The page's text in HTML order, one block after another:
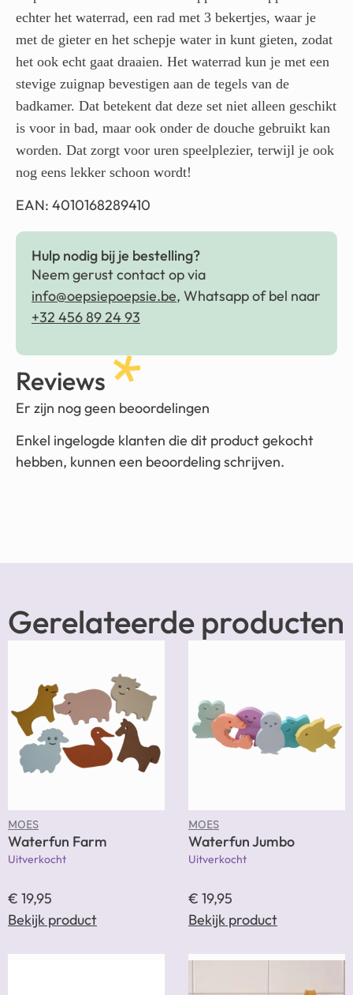
echter het waterrad, een rad met 3 bekertjes, waar je
met de gieter en het schepje water in kunt gieten, zodat
het ook echt gaat draaien. Het waterrad kun je met een
stevige zuignap bevestigen aan de tegels van de
badkamer. Dat betekent dat deze set niet alleen geschikt
is voor in bad, maar ook onder de douche gebruikt kan
worden. Dat zorgt voor uren speelplezier, terwijl je ook
nog eens lekker schoon wordt!
EAN: 4010168289410
Hulp nodig bij je bestelling?
Neem gerust contact op via
info@oepsiepoepsie.be, Whatsapp of bel naar
+32 456 89 24 93
Reviews
Er zijn nog geen beoordelingen
Enkel ingelogde klanten die dit product gekocht
hebben, kunnen een beoordeling schrijven.
Gerelateerde producten
MOES
Waterfun Farm
Uitverkocht
€ 19,95
Bekijk product
MOES
Waterfun Jumbo
Uitverkocht
€ 19,95
Bekijk product